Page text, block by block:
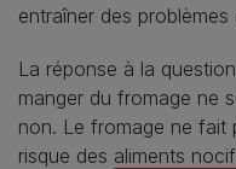
entraîner des problèmes
La réponse à la
manger du fromage ne
non. Le fromage ne fait
risque des aliments